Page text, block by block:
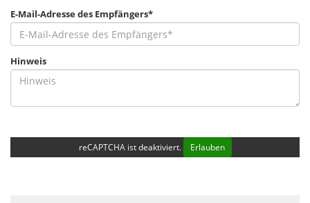
E-Mail-Adresse des Empfängers*
Hinweis
reCAPTCHA ist deaktiviert. Erlauben